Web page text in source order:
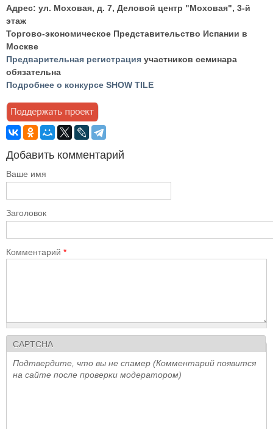
Адрес: ул. Моховая, д. 7, Деловой центр "Моховая", 3-й
этаж
Торгово-экономическое Представительство Испании в
Москве
Предварительная регистрация участников семинара
обязательна
Подробнее о конкурсе SHOW TILE
Добавить комментарий
Ваше имя
Заголовок
Комментарий *
CAPTCHA
Подтвердите, что вы не спамер (Комментарий появится
на сайте после проверки модератором)